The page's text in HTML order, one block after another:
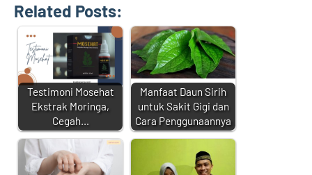
Related Posts:
Testimoni Mosehat
Ekstrak Moringa,
Cegah…
Manfaat Daun Sirih
untuk Sakit Gigi dan
Cara Penggunaannya